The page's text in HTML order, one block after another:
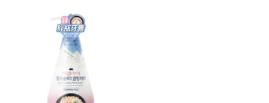
原
始
價
格：
NT$298。